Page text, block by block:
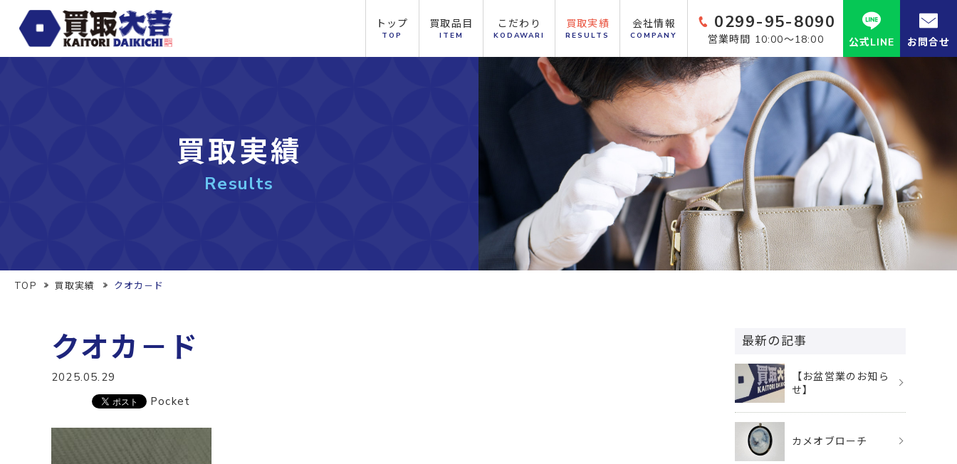
トップ
TOP
買取品目
ITEM
こだわり
KODAWARI
買取実績
RESULTS
会社情報
COMPANY
0299-95-8090
営業時間 10:00～18:00 公式LINE お問合せ
買取実績
Results
TOP 買取実績 クオカ－ド
クオカ－ド
2025.05.29
Pocket
最新の記事
【お盆営業のお知ら
せ】
カメオブローチ